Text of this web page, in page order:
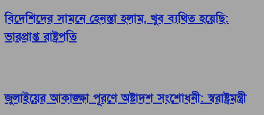
বিদেশিদের সামনে হেনস্তা হলাম, খুব ব্যথিত হয়েছি:
ভারপ্রাপ্ত রাষ্ট্রপতি
জুলাইয়ের আকাঙ্ক্ষা পূরণে অষ্টাদশ সংশোধনী: স্বরাষ্ট্রমন্ত্রী